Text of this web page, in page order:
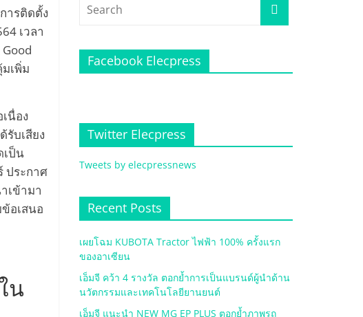
ารติดตั้ง
เวลา
เพิ่ม
นื่อง
รับเสียง
ป็น
ประกาศ
เข้ามา
อเสนอ
น
Facebook Elecpress
Twitter Elecpress
Tweets by elecpressnews
Recent Posts
เผยโฉม KUBOTA Tractor ไฟฟ้า 100% ครั้งแรก
ของอาเซียน
เอ็มจี คว้า 4 รางวัล ตอกย้ำการเป็นแบรนด์ผู้นำด้าน
นวัตกรรมและเทคโนโลยียานยนต์
เอ็มจี แนะนำ NEW MG EP PLUS ตอกย้ำภาพรถ